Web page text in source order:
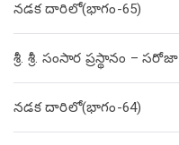
నడక దారిలో(భాగం-65)
శ్రీ. శ్రీ. సంసార ప్రస్థానం – సరోజా
నడక దారిలో(భాగం-64)